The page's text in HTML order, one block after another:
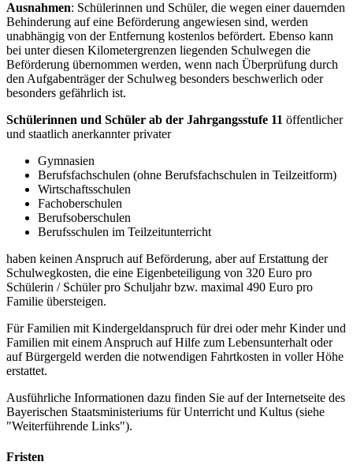
Ausnahmen: Schülerinnen und Schüler, die wegen einer dauernden
Behinderung auf eine Beförderung angewiesen sind, werden
unabhängig von der Entfernung kostenlos befördert. Ebenso kann
bei unter diesen Kilometergrenzen liegenden Schulwegen die
Beförderung übernommen werden, wenn nach Überprüfung durch
den Aufgabenträger der Schulweg besonders beschwerlich oder
besonders gefährlich ist.
Schülerinnen und Schüler ab der Jahrgangsstufe 11 öffentlicher
und staatlich anerkannter privater
Gymnasien
Berufsfachschulen (ohne Berufsfachschulen in Teilzeitform)
Wirtschaftsschulen
Fachoberschulen
Berufsoberschulen
Berufsschulen im Teilzeitunterricht
haben keinen Anspruch auf Beförderung, aber auf Erstattung der
Schulwegkosten, die eine Eigenbeteiligung von 320 Euro pro
Schülerin / Schüler pro Schuljahr bzw. maximal 490 Euro pro
Familie übersteigen.
Für Familien mit Kindergeldanspruch für drei oder mehr Kinder und
Familien mit einem Anspruch auf Hilfe zum Lebensunterhalt oder
auf Bürgergeld werden die notwendigen Fahrtkosten in voller Höhe
erstattet.
Ausführliche Informationen dazu finden Sie auf der Internetseite des
Bayerischen Staatsministeriums für Unterricht und Kultus (siehe
"Weiterführende Links").
Fristen